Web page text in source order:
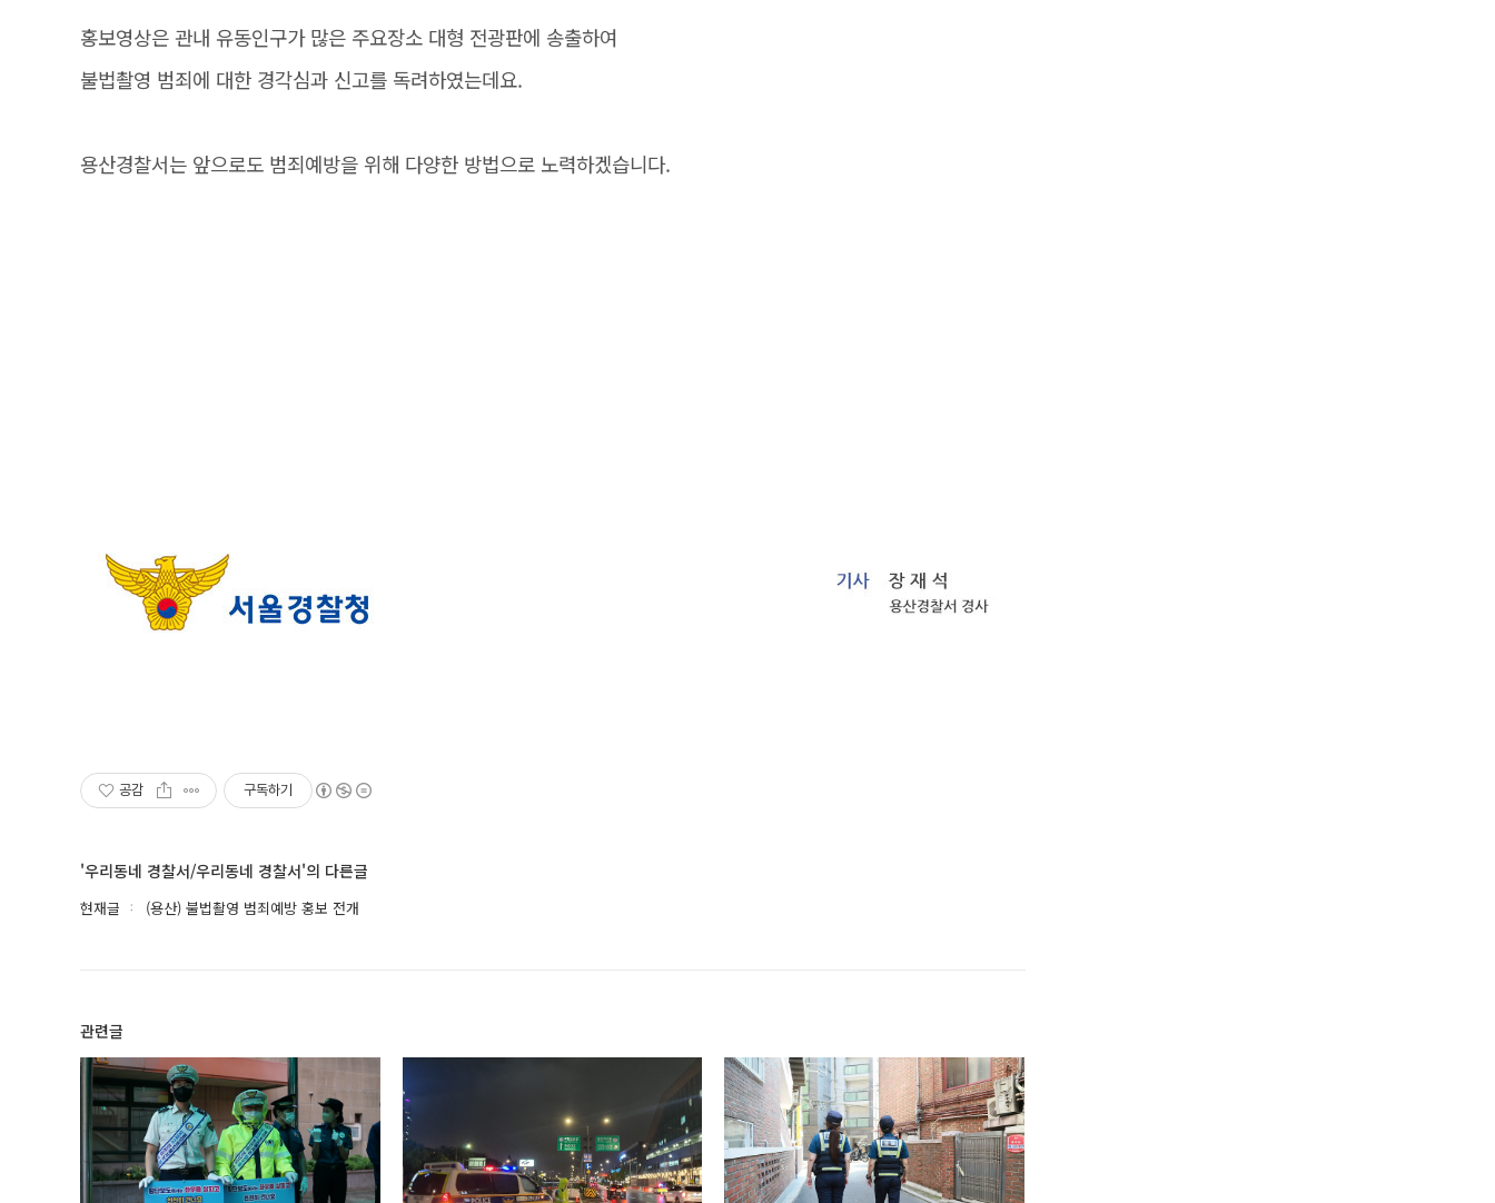
홍보영상은 관내 유동인구가 많은 주요장소 대형 전광판에 송출하여
불법촬영 범죄에 대한 경각심과 신고를 독려하였는데요.
용산경찰서는 앞으로도 범죄예방을 위해 다양한 방법으로 노력하겠습니다.
공감 구독하기
'우리동네 경찰서/우리동네 경찰서'의 다른글
현재글 (용산) 불법촬영 범죄예방 홍보 전개
관련글